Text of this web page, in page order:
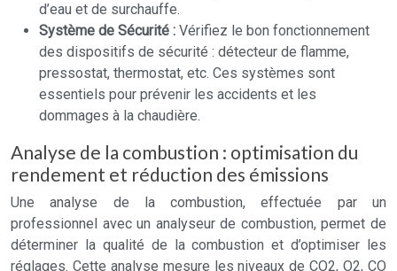
d’eau et de surchauffe.
Système de Sécurité : Vérifiez le bon fonctionnement
des dispositifs de sécurité : détecteur de flamme,
pressostat, thermostat, etc. Ces systèmes sont
essentiels pour prévenir les accidents et les
dommages à la chaudière.
Analyse de la combustion : optimisation du
rendement et réduction des émissions
Une analyse de la combustion, effectuée par un
professionnel avec un analyseur de combustion, permet de
déterminer la qualité de la combustion et d’optimiser les
réglages. Cette analyse mesure les niveaux de CO2, O2, CO